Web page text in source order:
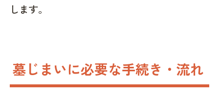
します。
墓じまいに必要な手続き・流れ